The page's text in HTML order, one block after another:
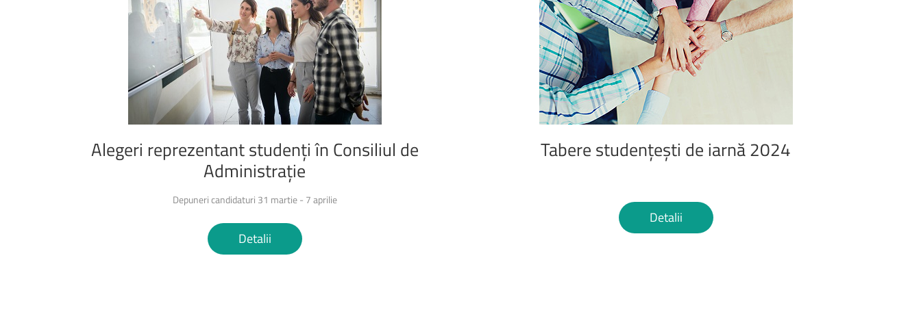
Alegeri reprezentantstudenți în Consiliul de
Administrație
Depuneri candidaturi 31 martie - 7 aprilie
Detalii
Tabere studențești de iarnă2024
Detalii